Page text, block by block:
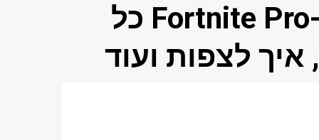
Fortnite Pro-Am Creator Series 2026 כל
לצפות ועוד